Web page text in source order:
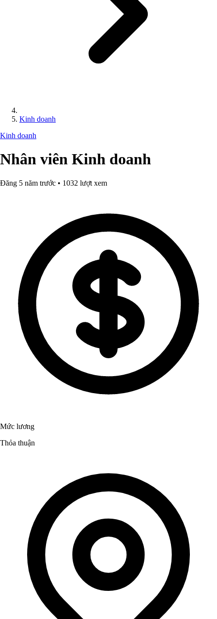
Kinh doanh
Kinh doanh
Nhân viên Kinh doanh
Đăng 5 năm trước • 1032 lượt xem
Mức lương
Thỏa thuận